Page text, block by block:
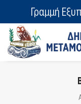
Γραμμή